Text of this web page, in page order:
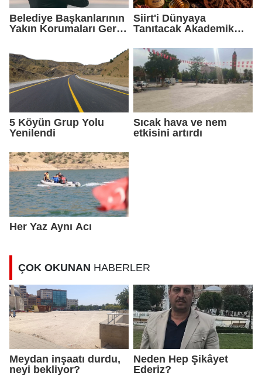
Belediye Başkanlarının
Yakın Korumaları Geri
Siirt'i Dünyaya
Tanıtacak Akademik
5 Köyün Grup Yolu
Yenilendi
Sıcak hava ve nem
etkisini artırdı
ÇOK OKUNAN HABERLER
Meydan inşaatı durdu,
neyi bekliyor?
Neden Hep Şikâyet
Ederiz?